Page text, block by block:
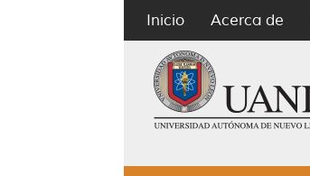
Inicio Acerca de